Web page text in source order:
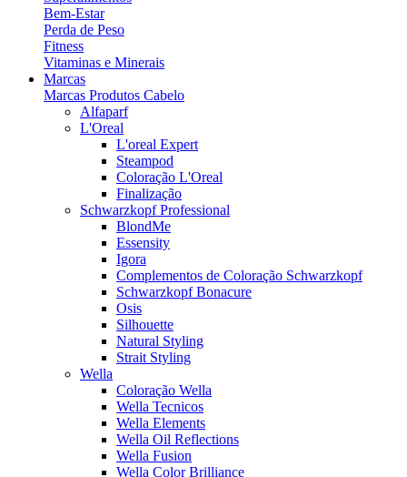
Bem-Estar
Perda de Peso
Fitness
Vitaminas e Minerais
Marcas
Marcas Produtos Cabelo
Alfaparf
L'Oreal
L'oreal Expert
Steampod
Coloração L'Oreal
Finalização
Schwarzkopf Professional
BlondMe
Essensity
Igora
Complementos de Coloração Schwarzkopf
Schwarzkopf Bonacure
Osis
Silhouette
Natural Styling
Strait Styling
Wella
Coloração Wella
Wella Tecnicos
Wella Elements
Wella Oil Reflections
Wella Fusion
Wella Color Brilliance